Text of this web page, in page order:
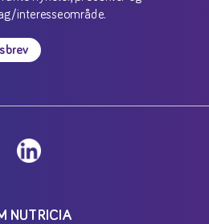
interesseområde.
NUTRICIA